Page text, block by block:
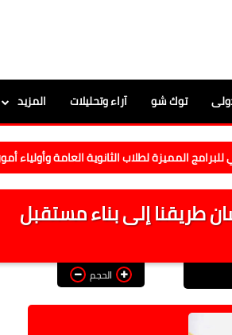
توك شو آراء وتحليلات المزيد
لطلاب الثانوية العامة وأولياء أمورهم
طريقنا إلى بناء مستقبل
الحجم